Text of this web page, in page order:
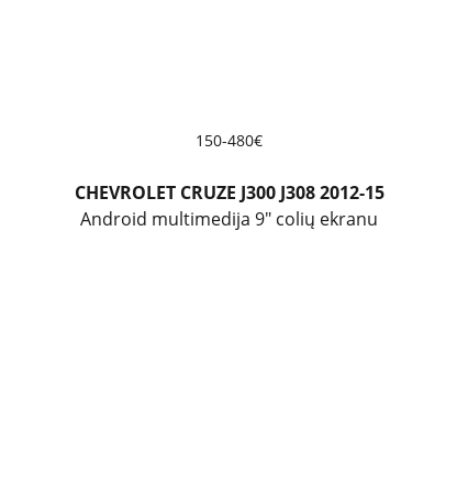
CHEVROLET CRUZE J300 J308 2012-15
Android multimedija 9" colių ekranu
150-480€